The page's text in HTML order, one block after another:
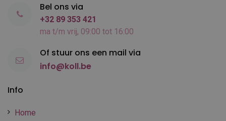
Info
Home
Bel ons via
+32 89 353 421
ma t/m vrij, 09:00 tot 16:00
Of stuur ons een mail via
info@koll.be